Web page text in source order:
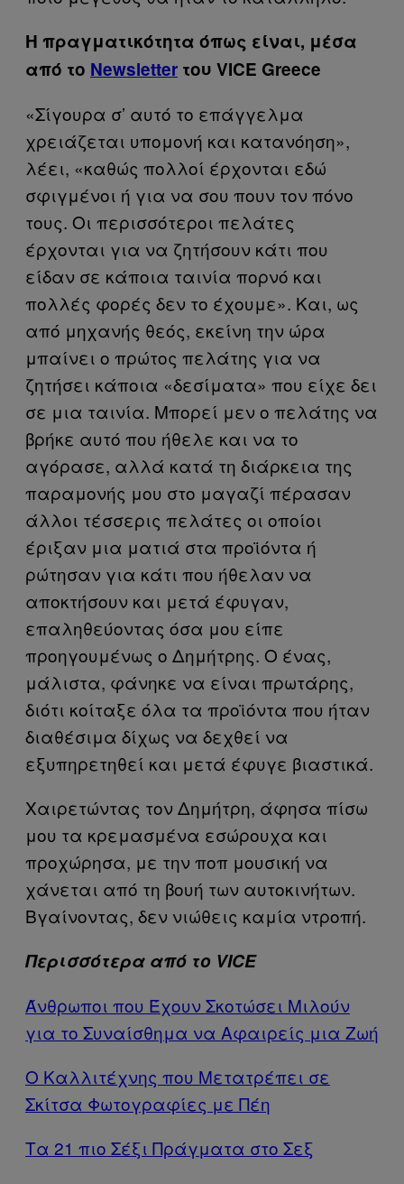
Η πραγματικότητα όπως είναι, μέσα
από το Newsletter του VICE Greece
«Σίγουρα σ’ αυτό το επάγγελμα
χρειάζεται υπομονή και κατανόηση»,
λέει, «καθώς πολλοί έρχονται εδώ
σφιγμένοι ή για να σου πουν τον πόνο
τους. Οι περισσότεροι πελάτες
έρχονται για να ζητήσουν κάτι που
είδαν σε κάποια ταινία πορνό και
πολλές φορές δεν το έχουμε». Και, ως
από μηχανής θεός, εκείνη την ώρα
μπαίνει ο πρώτος πελάτης για να
ζητήσει κάποια «δεσίματα» που είχε δει
σε μια ταινία. Μπορεί μεν ο πελάτης να
βρήκε αυτό που ήθελε και να το
αγόρασε, αλλά κατά τη διάρκεια της
παραμονής μου στο μαγαζί πέρασαν
άλλοι τέσσερις πελάτες οι οποίοι
έριξαν μια ματιά στα προϊόντα ή
ρώτησαν για κάτι που ήθελαν να
αποκτήσουν και μετά έφυγαν,
επαληθεύοντας όσα μου είπε
προηγουμένως ο Δημήτρης. Ο ένας,
μάλιστα, φάνηκε να είναι πρωτάρης,
διότι κοίταξε όλα τα προϊόντα που ήταν
διαθέσιμα δίχως να δεχθεί να
εξυπηρετηθεί και μετά έφυγε βιαστικά.
Χαιρετώντας τον Δημήτρη, άφησα πίσω
μου τα κρεμασμένα εσώρουχα και
προχώρησα, με την ποπ μουσική να
χάνεται από τη βουή των αυτοκινήτων.
Βγαίνοντας, δεν νιώθεις καμία ντροπή.
Περισσότερα από το VICE
Άνθρωποι που Έχουν Σκοτώσει Μιλούν
για το Συναίσθημα να Αφαιρείς μια Ζωή
Ο Καλλιτέχνης που Μετατρέπει σε
Σκίτσα Φωτογραφίες με Πέη
Τα 21 πιο Σέξι Πράγματα στο Σεξ